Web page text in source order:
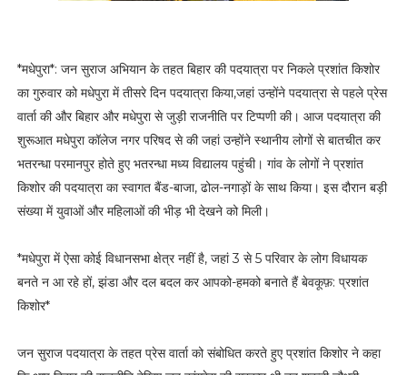
*मधेपुरा*: जन सुराज अभियान के तहत बिहार की पदयात्रा पर निकले प्रशांत किशोर
का गुरुवार को मधेपुरा में तीसरे दिन पदयात्रा किया,जहां उन्होंने पदयात्रा से पहले प्रेस
वार्ता की और बिहार और मधेपुरा से जुड़ी राजनीति पर टिप्पणी की। आज पदयात्रा की
शुरूआत मधेपुरा कॉलेज नगर परिषद से की जहां उन्होंने स्थानीय लोगों से बातचीत कर
भतरन्धा परमानपुर होते हुए भतरन्धा मध्य विद्यालय पहुंची। गांव के लोगों ने प्रशांत
किशोर की पदयात्रा का स्वागत बैंड-बाजा, ढोल-नगाड़ों के साथ किया। इस दौरान बड़ी
संख्या में युवाओं और महिलाओं की भीड़ भी देखने को मिली।
*मधेपुरा में ऐसा कोई विधानसभा क्षेत्र नहीं है, जहां 3 से 5 परिवार के लोग विधायक
बनते न आ रहे हों, झंडा और दल बदल कर आपको-हमको बनाते हैं बेवकूफ़: प्रशांत
किशोर*
जन सुराज पदयात्रा के तहत प्रेस वार्ता को संबोधित करते हुए प्रशांत किशोर ने कहा